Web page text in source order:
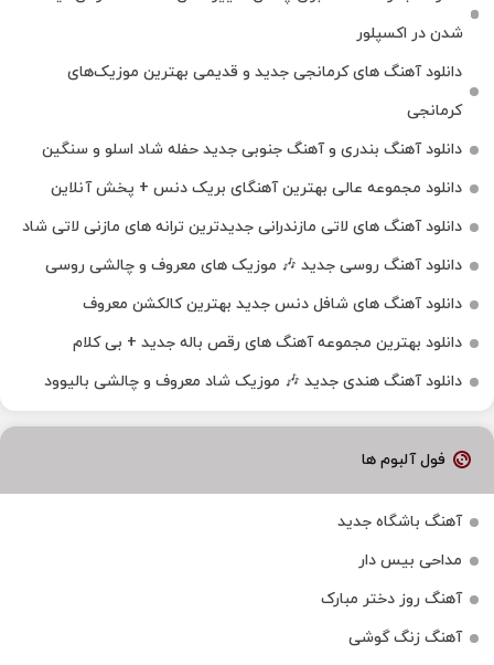
شدن در اکسپلور
دانلود آهنگ‌ های کرمانجی جدید و قدیمی بهترین موزیک‌های
کرمانجی
دانلود آهنگ بندری و آهنگ جنوبی جدید حفله شاد اسلو و سنگین
دانلود مجموعه عالی بهترین آهنگای بریک دنس + پخش آنلاین
دانلود آهنگ‌ های لاتی مازندرانی جدیدترین ترانه های مازنی لاتی شاد
دانلود آهنگ روسی جدید 🎶 موزیک‌ های معروف و چالشی روسی
دانلود آهنگ های شافل دنس جدید بهترین کالکشن معروف
دانلود بهترین مجموعه آهنگ های رقص باله جدید + بی کلام
دانلود آهنگ هندی جدید 🎶 موزیک شاد معروف و چالشی بالیوود
فول آلبوم ها
آهنگ باشگاه جدید
مداحی بیس دار
آهنگ روز دختر مبارک
آهنگ زنگ گوشی